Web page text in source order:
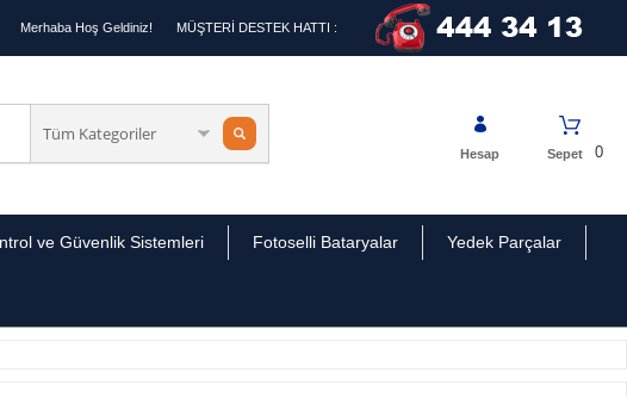
Merhaba Hoş Geldiniz! MÜŞTERİ DESTEK HATTI :
0
Sepet
Hesap
ve Güvenlik Sistemleri Fotoselli Bataryalar Yedek Parçalar